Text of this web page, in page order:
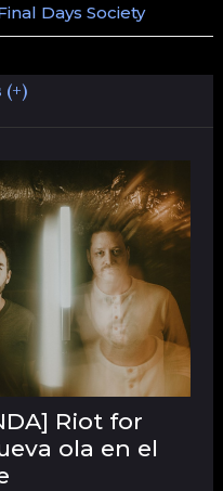
Days Society
(+)
Riot for
ola en el